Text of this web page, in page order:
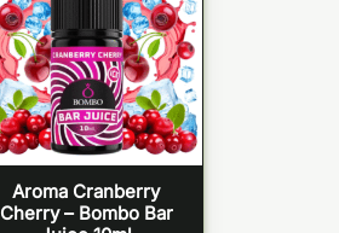
Aroma Cranberry
Cherry – Bombo Bar